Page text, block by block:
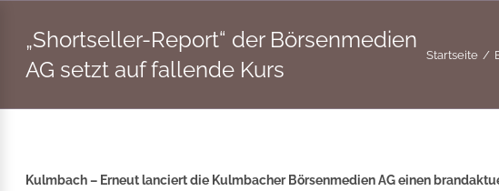
„Shortseller-Report“ der Börsenmedien
AG setzt auf fallende Kurs
Startseite
Kulmbach – Erneut lanciert die Kulmbacher Börsenmedien AG einen